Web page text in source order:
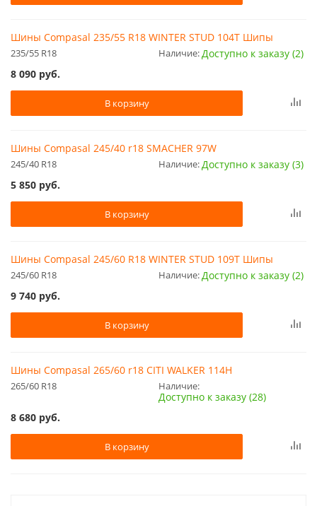
Шины Compasal 235/55 R18 WINTER STUD 104T Шипы
235/55 R18 Наличие:Доступно к заказу (2)
8 090 руб.
В корзину
Шины Compasal 245/40 r18 SMACHER 97W
245/40 R18 Наличие:Доступно к заказу (3)
5 850 руб.
В корзину
Шины Compasal 245/60 R18 WINTER STUD 109T Шипы
245/60 R18 Наличие:Доступно к заказу (2)
9 740 руб.
В корзину
Шины Compasal 265/60 r18 CITI WALKER 114H
265/60 R18 Наличие:
Доступно к заказу (28)
8 680 руб.
В корзину